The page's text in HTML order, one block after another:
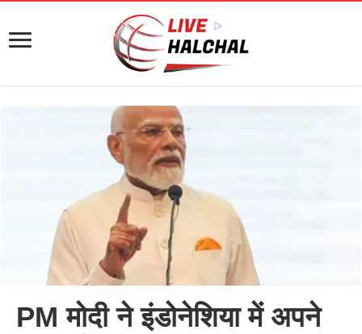
PM मोदी ने इंडोनेशिया में अपने